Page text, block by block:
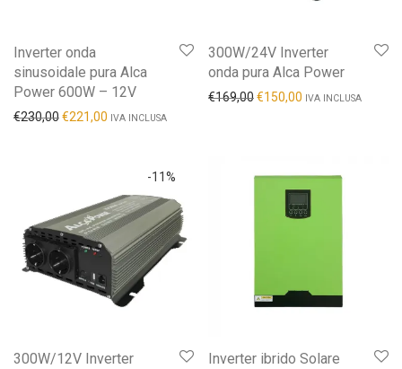
Inverter onda
sinusoidale pura Alca
Power 600W – 12V
€230,00€221,00 IVA INCLUSA
300W/24V Inverter
onda pura Alca Power
€169,00€150,00 IVA INCLUSA
-11%
300W/12V Inverter
Inverter ibrido Solare